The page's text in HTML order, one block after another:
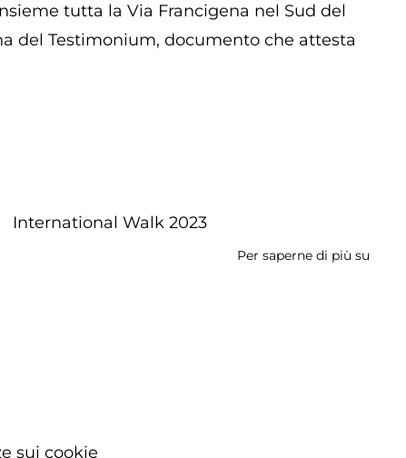
tutta la Via Francigena nel Sud del
del Testimonium, documento che attesta
International Walk 2023
Per saperne di più su
sui cookie